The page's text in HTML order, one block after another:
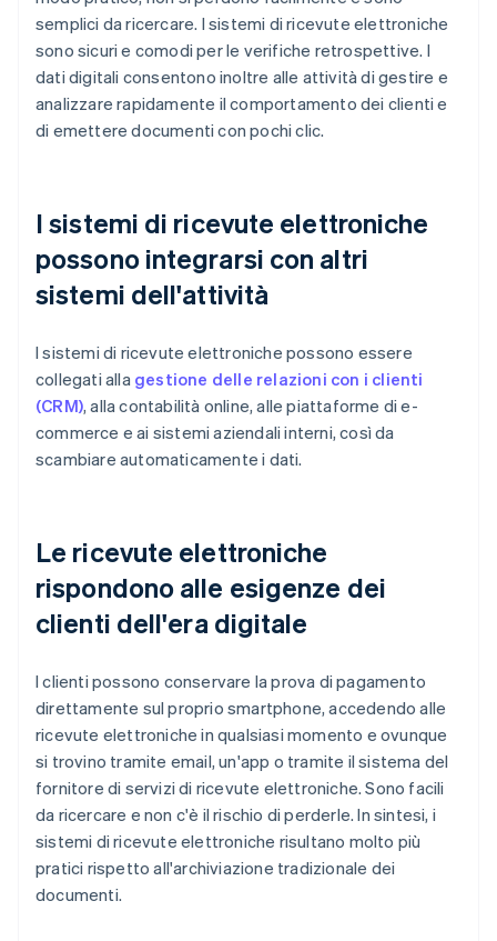
semplici da ricercare. I sistemi di ricevute elettroniche
sono sicuri e comodi per le verifiche retrospettive. I
dati digitali consentono inoltre alle attività di gestire e
analizzare rapidamente il comportamento dei clienti e
di emettere documenti con pochi clic.
I sistemi di ricevute elettroniche
possono integrarsi con altri
sistemi dell'attività
I sistemi di ricevute elettroniche possono essere
collegati alla gestione delle relazioni con i clienti
(CRM), alla contabilità online, alle piattaforme di e-
commerce e ai sistemi aziendali interni, così da
scambiare automaticamente i dati.
Le ricevute elettroniche
rispondono alle esigenze dei
clienti dell'era digitale
I clienti possono conservare la prova di pagamento
direttamente sul proprio smartphone, accedendo alle
ricevute elettroniche in qualsiasi momento e ovunque
si trovino tramite email, un'app o tramite il sistema del
fornitore di servizi di ricevute elettroniche. Sono facili
da ricercare e non c'è il rischio di perderle. In sintesi, i
sistemi di ricevute elettroniche risultano molto più
pratici rispetto all'archiviazione tradizionale dei
documenti.